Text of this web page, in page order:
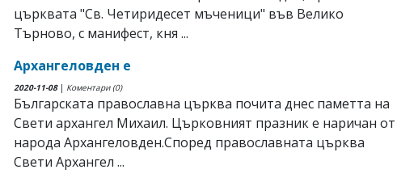
църквата "Св. Четиридесет мъченици" във Велико
Търново, с манифест, кня ...
Архангеловден е
2020-11-08| Коментари (0)
Българската православна църква почита днес паметта на
Свети архангел Михаил. Църковният празник е наричан от
народа Архангеловден.Според православната църква
Свети Архангел ...